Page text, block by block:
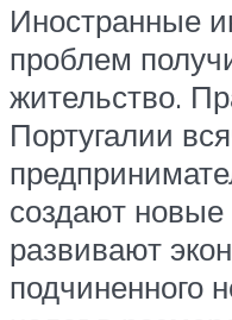
Иностранные
проблем
жительство.
Португалии
создают
развивают
подчиненного